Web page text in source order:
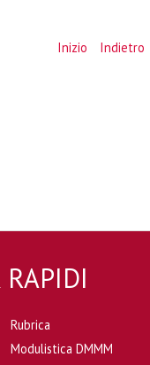
Inizio Indietro
Rubrica
Modulistica DMMM